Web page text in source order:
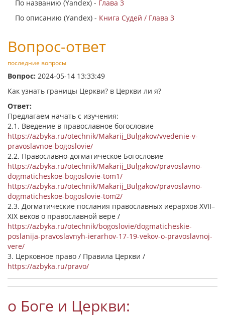
По названию (Yandex) - Глава 3
По описанию (Yandex) - Книга Судей / Глава 3
Вопрос-ответ
последние вопросы
Вопрос: 2024-05-14 13:33:49
Как узнать границы Церкви? в Церкви ли я?
Ответ:
Предлагаем начать с изучения:
2.1. Введение в православное богословие
https://azbyka.ru/otechnik/Makarij_Bulgakov/vvedenie-v-
pravoslavnoe-bogoslovie/
2.2. Православно-догматическое Богословие
https://azbyka.ru/otechnik/Makarij_Bulgakov/pravoslavno-
dogmaticheskoe-bogoslovie-tom1/
https://azbyka.ru/otechnik/Makarij_Bulgakov/pravoslavno-
dogmaticheskoe-bogoslovie-tom2/
2.3. Догматические послания православных иерархов XVII–
XIX веков о православной вере /
https://azbyka.ru/otechnik/bogoslovie/dogmaticheskie-
poslanija-pravoslavnyh-ierarhov-17-19-vekov-o-pravoslavnoj-
vere/
3. Церковное право / Правила Церкви /
https://azbyka.ru/pravo/
о Боге и Церкви: